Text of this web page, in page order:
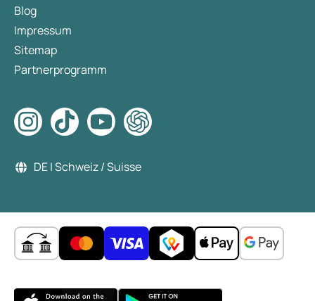
Blog
Impressum
Sitemap
Partnerprogramm
DE | Schweiz / Suisse